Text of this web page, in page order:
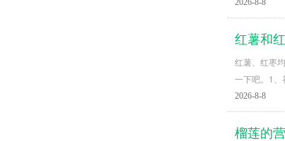
2026-8-8
红薯和
红薯、红枣
一下吧。1、
2026-8-8
榴莲的